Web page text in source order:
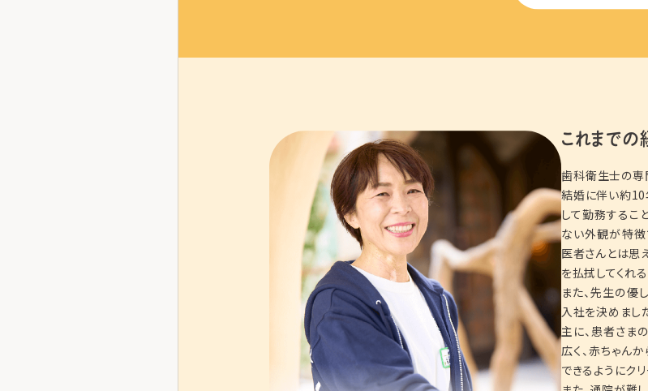
これまでの
歯科衛生士の専
結婚に伴い約10
して勤務するこ
ない外観が特徴
医者さんとは思
を払拭してくれ
また、先生の優
入社を決めまし
主に、患者さま
広く、赤ちゃん
できるようにク